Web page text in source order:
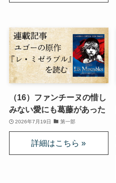
プロフィール
仏教コラム・法話
僧侶の日記
仏教書データベース
（16）ファンチーヌの惜し
みない愛にも葛藤があった
2026年7月19日 第一部